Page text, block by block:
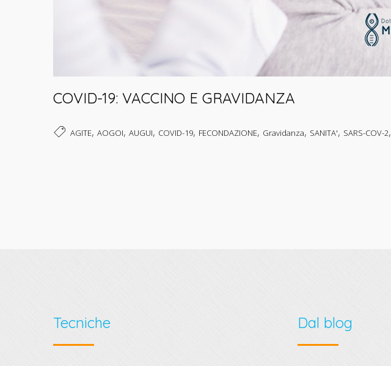
COVID-19: VACCINO E GRAVIDANZA
AGITE, AOGOI, AUGUI, COVID-19, FECONDAZIONE, Gravidanza, SANITA', SARS-COV-2,
Tecniche Dal blog